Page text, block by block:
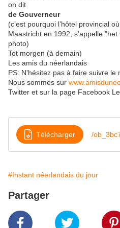
on dit
de Gouverneur
(c’est pourquoi l’hôtel provincial
Maastricht en 1992, s'appelle
photo)
Tot morgen (à demain)
Les amis du néerlandais
PS: N'hésitez pas à faire suivre le
Nous sommes sur
Twitter et sur la page Facebook
Télécharger
#Instant néerlandais du jour
Partager